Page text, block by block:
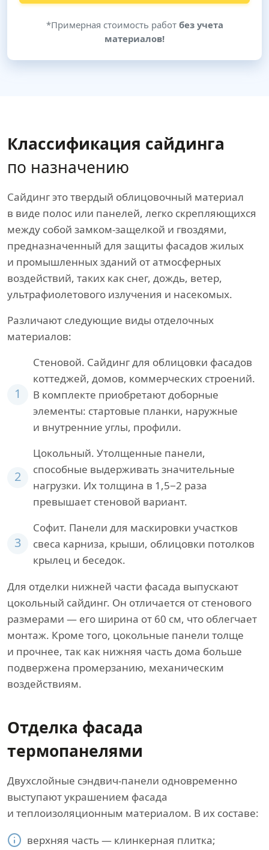
*Примерная стоимость работ без учета
материалов!
Классификация сайдинга
по назначению
Сайдинг это твердый облицовочный материал
в виде полос или панелей, легко скрепляющихся
между собой замком-защелкой и гвоздями,
предназначенный для защиты фасадов жилых
и промышленных зданий от атмосферных
воздействий, таких как снег, дождь, ветер,
ультрафиолетового излучения и насекомых.
Различают следующие виды отделочных
материалов:
1
Стеновой. Сайдинг для облицовки фасадов
коттеджей, домов, коммерческих строений.
В комплекте приобретают доборные
элементы: стартовые планки, наружные
и внутренние углы, профили.
2
Цокольный. Утолщенные панели,
способные выдерживать значительные
нагрузки. Их толщина в 1,5−2 раза
превышает стеновой вариант.
3
Софит. Панели для маскировки участков
свеса карниза, крыши, облицовки потолков
крылец и беседок.
Для отделки нижней части фасада выпускают
цокольный сайдинг. Он отличается от стенового
размерами — его ширина от 60 см, что облегчает
монтаж. Кроме того, цокольные панели толще
и прочнее, так как нижняя часть дома больше
подвержена промерзанию, механическим
воздействиям.
Отделка фасада
термопанелями
Двухслойные сэндвич-панели одновременно
выступают украшением фасада
и теплоизоляционным материалом. В их составе:
верхняя часть — клинкерная плитка;